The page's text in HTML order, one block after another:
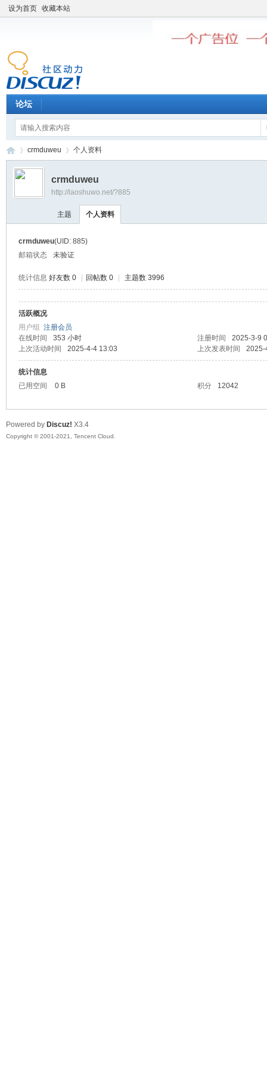
设为首页 收藏本站
论坛
窝
›
crmduweu 个人资料
crmduweu
http://laoshuwo.net/?885
主题 个人资料
crmduweu(UID: 885)
邮箱状态
未验证
统计信息 好友数 0 回帖数 0 主题数 3996
活跃概况
用户组 注册会员
在线时间
353 小时 注册时间
2025-3-9
上次活动时间
2025-4-4 13:03 上次发表时间 2025-
统计信息
已用空间
0 B 积分 12042
Powered by Discuz! X3.4
Copyright © 2001-2021, Tencent Cloud.